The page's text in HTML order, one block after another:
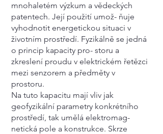
mnohaletém výzkum a vědeckých
patentech. Její použití umož- ňuje
vyhodnotit energetickou situaci v
životním prostředí. Fyzikálně se jedná
o princip kapacity pro- storu a
zkreslení proudu v elektrickém řetězci
mezi senzorem a předměty v
prostoru.
Na tuto kapacitu mají vliv jak
geofyzikální parametry konkrétního
prostředí, tak umělá elektromag-
netická pole a konstrukce. Skrze